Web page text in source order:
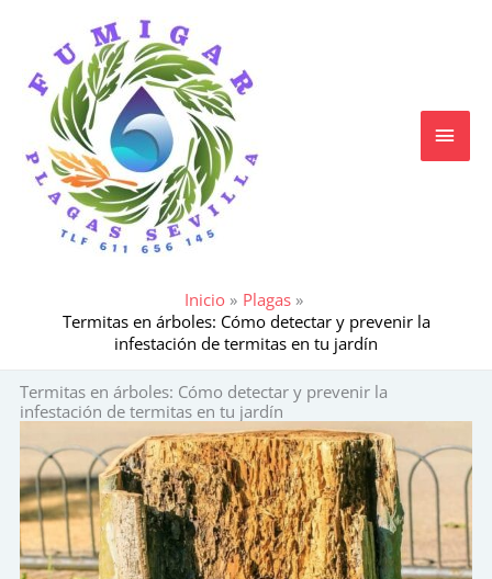
contenido
Inicio
Plagas
Termitas en árboles: Cómo detectar y prevenir la
infestación de termitas en tu jardín
Termitas en árboles: Cómo detectar y prevenir la
infestación de termitas en tu jardín